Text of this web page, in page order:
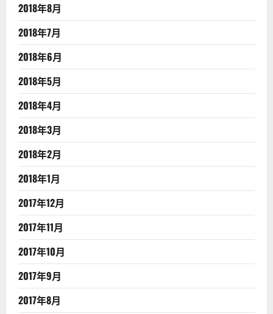
2018年8月
2018年7月
2018年6月
2018年5月
2018年4月
2018年3月
2018年2月
2018年1月
2017年12月
2017年11月
2017年10月
2017年9月
2017年8月